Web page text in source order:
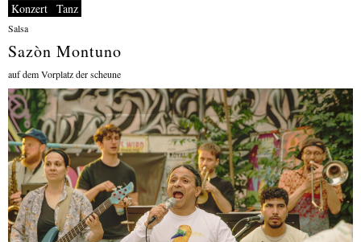
Konzert Tanz
Salsa
Sazòn Montuno
auf dem Vorplatz der scheune